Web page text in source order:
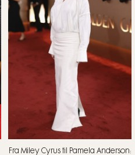
Fra Miley Cyrus til Pamela Anderson: